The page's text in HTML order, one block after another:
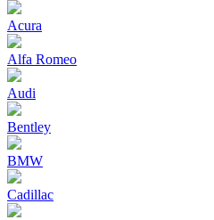
Acura
Alfa Romeo
Audi
Bentley
BMW
Cadillac